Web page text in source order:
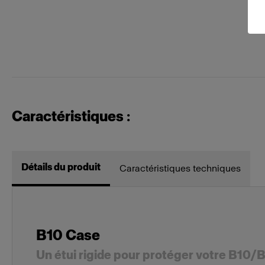
Caractéristiques :
Détails du produit Caractéristiques techniques
B10 Case
Un étui rigide pour protéger votre B10/